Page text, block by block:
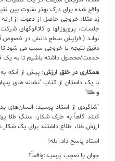
واقع شده برای درک بهتر تفاوت بین
جلسات، پروپوزالها و کاتالوگهای
دقیق نتیجه با خروجی سبب می شود تا
خدمت/محصول داشته باشیم تا به یک
همکاری در خلق ارزش: پیش از آنکه
با یک داستان از کتاب "نشانه های
و طلا"
"شاگردی از استاد پرسید: انسان‌های
کنند گاهاً به طرف شکار، سنگِ طلا
ارزش طلا، اطلاع داشتند برای یک شکار
استاد پاسخ داد: بله!
جوان با تعجب پرسید:واقعاً؟